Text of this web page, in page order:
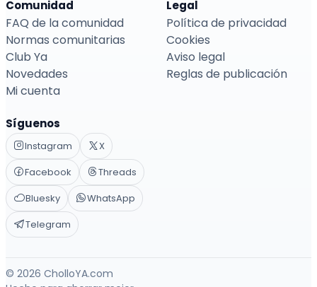
Comunidad
FAQ de la comunidad
Normas comunitarias
Club Ya
Novedades
Mi cuenta
Legal
Política de privacidad
Cookies
Aviso legal
Reglas de publicación
Síguenos
Instagram
X
Facebook
Threads
Bluesky
WhatsApp
Telegram
© 2026 CholloYA.com